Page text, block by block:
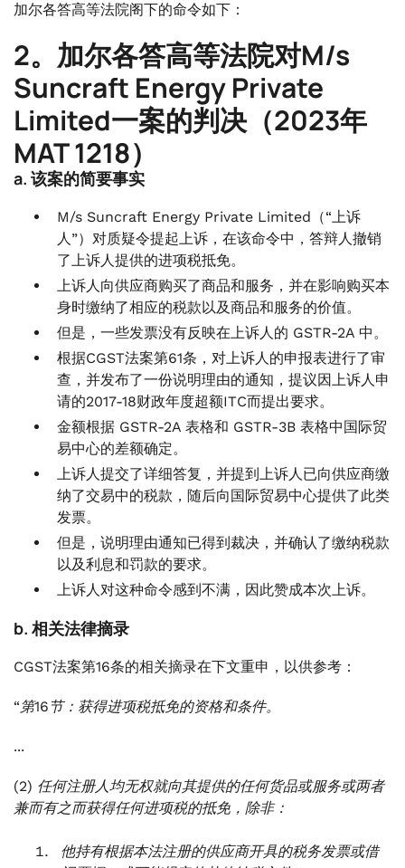
加尔各答高等法院阁下的命令如下：
2。加尔各答高等法院对M/s
Suncraft Energy Private
Limited一案的判决（2023年
MAT 1218）
a. 该案的简要事实
M/s Suncraft Energy Private Limited（“上诉
人”）对质疑令提起上诉，在该命令中，答辩人撤销
了上诉人提供的进项税抵免。
上诉人向供应商购买了商品和服务，并在影响购买本
身时缴纳了相应的税款以及商品和服务的价值。
但是，一些发票没有反映在上诉人的 GSTR-2A 中。
根据CGST法案第61条，对上诉人的申报表进行了审
查，并发布了一份说明理由的通知，提议因上诉人申
请的2017-18财政年度超额ITC而提出要求。
金额根据 GSTR-2A 表格和 GSTR-3B 表格中国际贸
易中心的差额确定。
上诉人提交了详细答复，并提到上诉人已向供应商缴
纳了交易中的税款，随后向国际贸易中心提供了此类
发票。
但是，说明理由通知已得到裁决，并确认了缴纳税款
以及利息和罚款的要求。
上诉人对这种命令感到不满，因此赞成本次上诉。
b. 相关法律摘录
CGST法案第16条的相关摘录在下文重申，以供参考：
“第16节：获得进项税抵免的资格和条件。
...
(2) 任何注册人均无权就向其提供的任何货品或服务或两者
兼而有之而获得任何进项税的抵免，除非：
他持有根据本法注册的供应商开具的税务发票或借